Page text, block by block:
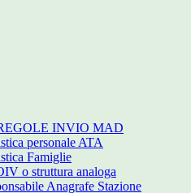
INVIO MAD
personale ATA
Famiglie
o struttura analoga
Anagrafe Stazione